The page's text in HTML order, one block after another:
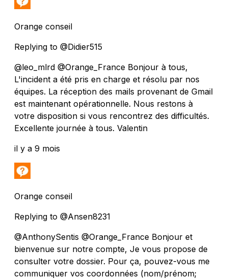
Orange conseil
Replying to @Didier515
@leo_mlrd @Orange_France Bonjour à tous,
L'incident a été pris en charge et résolu par nos
équipes. La réception des mails provenant de Gmail
est maintenant opérationnelle. Nous restons à
votre disposition si vous rencontrez des difficultés.
Excellente journée à tous. Valentin
il y a 9 mois
Orange conseil
Replying to @Ansen8231
@AnthonySentis @Orange_France Bonjour et
bienvenue sur notre compte, Je vous propose de
consulter votre dossier. Pour ça, pouvez-vous me
communiquer vos coordonnées (nom/prénom;